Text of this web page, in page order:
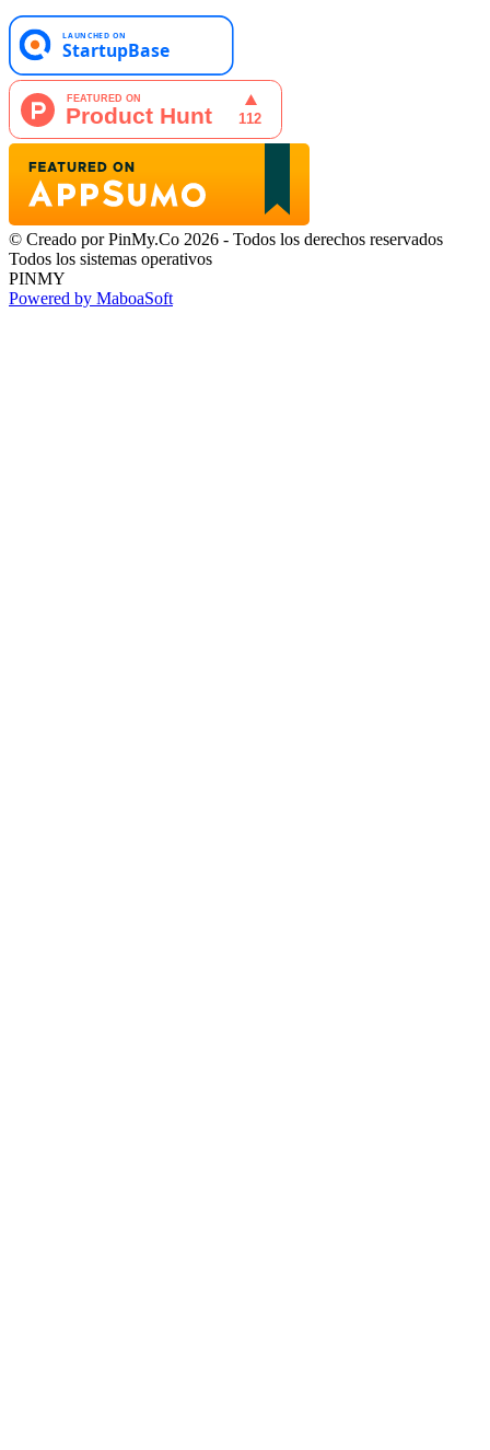
© Creado por PinMy.Co 2026 - Todos los derechos reservados
Todos los sistemas operativos
PINMY
Powered by MaboaSoft